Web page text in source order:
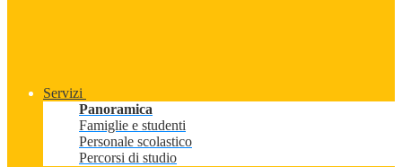
Servizi
Panoramica
Famiglie e studenti
Personale scolastico
Percorsi di studio